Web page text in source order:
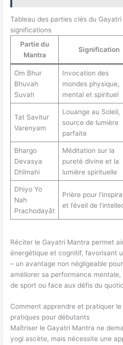
Tableau des parties clés du
significations
Partie du
Mantra
Signification
Om Bhur
Bhuvah
Suvah
Invocation des
mondes physique,
mental et spirituel
Tat Savitur
Varenyam
Louange au Soleil,
source de lumière
parfaite
Bhargo
Devasya
Dhīmahi
Méditation sur la
pureté divine et la
lumière spirituelle
Dhiyo Yo
Nah
Prachodayāt
Prière pour
et l’éveil de
Réciter le Gayatri Mantra permet
énergétique et cognitif, favorisant
– un avantage non négligeable
améliorer sa performance
de sport ou face aux défis du
Comment apprendre et pratiquer
pratiques pour débutants
Maîtriser le Gayatri Mantra ne
yogi ascète, mais nécessite une